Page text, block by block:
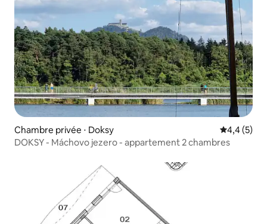
Chambre privée ⋅ Doksy Évaluation
4,4 (5)
DOKSY - Máchovo jezero - appartement 2 chambres